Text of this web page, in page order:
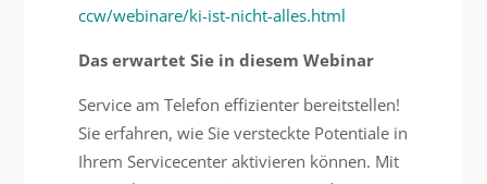
ccw/webinare/ki-ist-nicht-alles.html
Das erwartet Sie in diesem Webinar
Service am Telefon effizienter bereitstellen!
Sie erfahren, wie Sie versteckte Potentiale in
Ihrem Servicecenter aktivieren können. Mit